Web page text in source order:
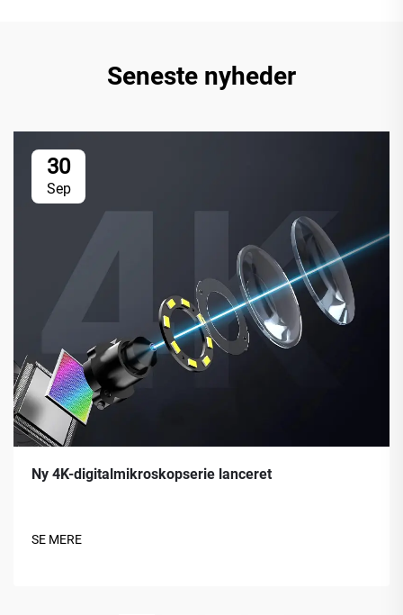
Seneste nyheder
30
Sep
Ny 4K-digitalmikroskopserie lanceret
SE MERE